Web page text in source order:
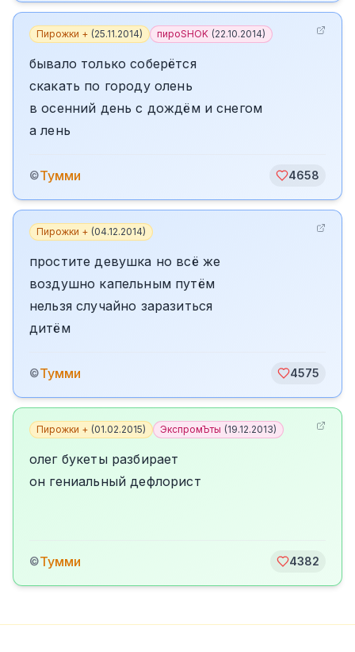
Пирожки + (25.11.2014) пироSHOK (22.10.2014)
бывало только соберётся
скакать по городу олень
в осенний день с дождём и снегом
а лень
©Тумми 4658
Пирожки + (04.12.2014)
простите девушка но всё же
воздушно капельным путём
нельзя случайно заразиться
дитём
©Тумми 4575
Пирожки + (01.02.2015) ЭкспромЪты (19.12.2013)
олег букеты разбирает
он гениальный дефлорист
©Тумми 4382